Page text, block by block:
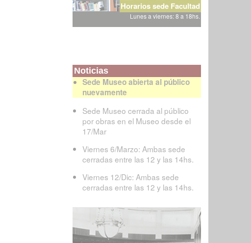
Horarios sede Facultad
Lunes a viernes: 8 a 18hs.
Noticias
Sede Museo abierta al público
nuevamente
Sede Museo cerrada al público
por obras en el Museo desde el
17/Mar
Viernes 6/Marzo: Ambas sede
cerradas entre las 12 y las 14hs.
Viernes 12/Dic: Ambas sede
cerradas entre las 12 y las 14hs.